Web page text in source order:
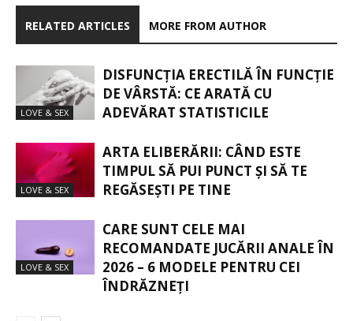
RELATED ARTICLES MORE FROM AUTHOR
LOVE & SEX
DISFUNCȚIA ERECTILĂ ÎN FUNCȚIE
DE VÂRSTĂ: CE ARATĂ CU
ADEVĂRAT STATISTICILE
LOVE & SEX
ARTA ELIBERĂRII: CÂND ESTE
TIMPUL SĂ PUI PUNCT ȘI SĂ TE
REGĂSEȘTI PE TINE
LOVE & SEX
CARE SUNT CELE MAI
RECOMANDATE JUCĂRII ANALE ÎN
2026 – 6 MODELE PENTRU CEI
ÎNDRĂZNEȚI